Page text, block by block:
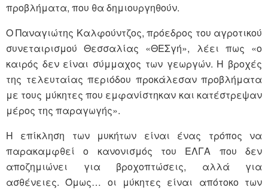
προβλήματα, που θα δημιουργηθούν.
Ο Παναγιώτης Καλφούντζος, πρόεδρος του αγροτικού
συνεταιρισμού Θεσσαλίας «ΘΕΣγή», λέει πως «ο
καιρός δεν είναι σύμμαχος των γεωργών. Η βροχές
της τελευταίας περιόδου προκάλεσαν προβλήματα
με τους μύκητες που εμφανίστηκαν και κατέστρεψαν
μέρος της παραγωγής».
Η επίκληση των μυκήτων είναι ένας τρόπος να
παρακαμφθεί ο κανονισμός του ΕΛΓΑ που δεν
αποζημιώνει για βροχοπτώσεις, αλλά για
ασθένειες. Όμως… οι μύκητες είναι απότοκο των